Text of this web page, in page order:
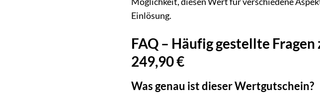
Einlösung.
FAQ – Häufig gestellte
249,90 €
Was genau ist dieser Wertgutschein?